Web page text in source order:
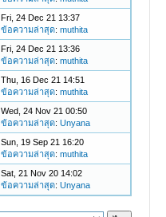
Fri, 24 Dec 21 13:37
ข้อความล่าสุด:muthita
Fri, 24 Dec 21 13:36
ข้อความล่าสุด:muthita
Thu, 16 Dec 21 14:51
ข้อความล่าสุด:muthita
Wed, 24 Nov 21 00:50
ข้อความล่าสุด:Unyana
Sun, 19 Sep 21 16:20
ข้อความล่าสุด:muthita
Sat, 21 Nov 20 14:02
ข้อความล่าสุด:Unyana